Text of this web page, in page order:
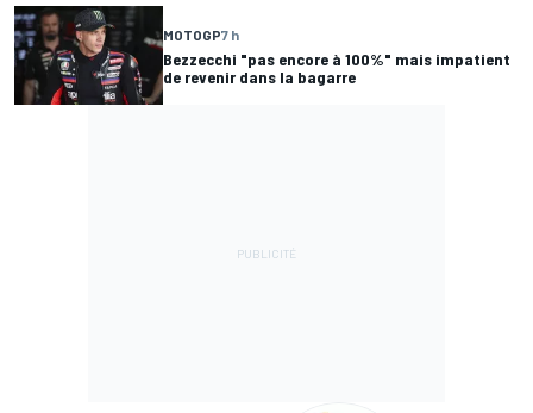
MOTOGP7 h
Bezzecchi "pas encore à 100%" mais impatient
de revenir dans la bagarre